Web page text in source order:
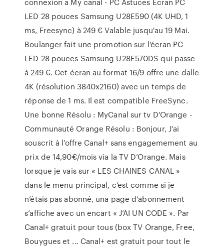
LED 28 pouces Samsung U28E590 (4K UHD, 1
ms, Freesync) à 249 € Valable jusqu'au 19 Mai.
Boulanger fait une promotion sur l'écran PC
LED 28 pouces Samsung U28E570DS qui passe
à 249 €. Cet écran au format 16/9 offre une dalle
4K (résolution 3840x2160) avec un temps de
réponse de 1 ms. Il est compatible FreeSync.
Une bonne Résolu : MyCanal sur tv D’Orange -
Communauté Orange Résolu : Bonjour, J’ai
souscrit à l’offre Canal+ sans engagemement au
prix de 14,90€/mois via la TV D’Orange. Mais
lorsque je vais sur « LES CHAINES CANAL »
dans le menu principal, c’est comme si je
n’étais pas abonné, una page d’abonnement
s’affiche avec un encart « J’AI UN CODE ». Par
Canal+ gratuit pour tous (box TV Orange, Free,
Bouygues et ... Canal+ est gratuit pour tout le